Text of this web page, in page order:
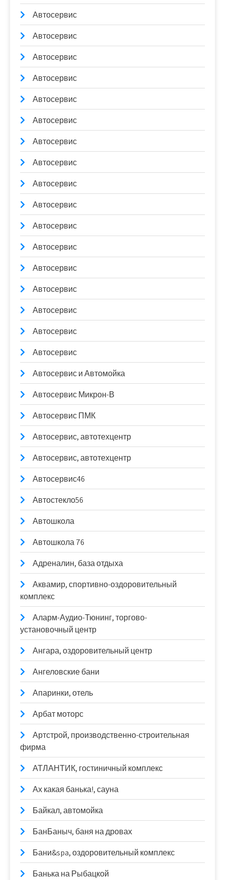
Автосервис
Автосервис
Автосервис
Автосервис
Автосервис
Автосервис
Автосервис
Автосервис
Автосервис
Автосервис
Автосервис
Автосервис
Автосервис
Автосервис
Автосервис
Автосервис
Автосервис
Автосервис и Автомойка
Автосервис Микрон-В
Автосервис ПМК
Автосервис, автотехцентр
Автосервис, автотехцентр
Автосервис46
Автостекло56
Автошкола
Автошкола 76
Адреналин, база отдыха
Аквамир, спортивно-оздоровительный
комплекс
Аларм-Аудио-Тюнинг, торгово-
установочный центр
Ангара, оздоровительный центр
Ангеловские бани
Апаринки, отель
Арбат моторс
Артстрой, производственно-строительная
фирма
АТЛАНТИК, гостиничный комплекс
Ах какая банька!, сауна
Байкал, автомойка
БанБаныч, баня на дровах
Бани&spa, оздоровительный комплекс
Банька на Рыбацкой